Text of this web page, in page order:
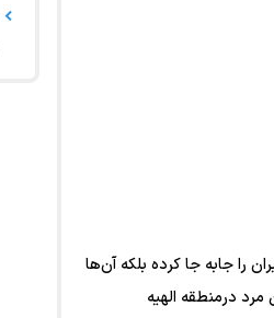
را جابه جا کرده بلکه آن‌ها
مرد درمنطقه الهیه